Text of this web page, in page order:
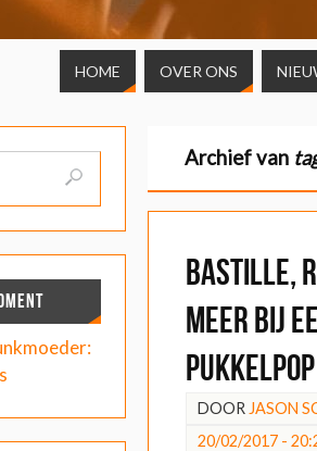
HOME OVER ONS
Archief van
Bastille,
meer bij
Pukkelpop
DOOR JASON
20/02/2017 -